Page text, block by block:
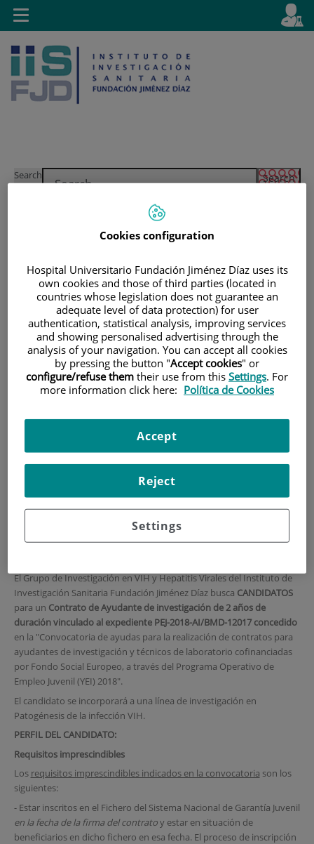
Jump to content
Jump
Language
Active
en
Search
Toggle
navigation
HOME|TRAINING AND EMPLOYMENT
|EMPLOYMENT OFFERS
|CONVOCATORIA PARA CONTRATO ASOCIADO A LA
AYUDA PEJ-2018-AI/BMD-12017 AYUDANTE DE
CONVOCATORIA para
contrato asociado a la
Ayuda PEJ-2018-AI/BMD-
12017 Ayudante de
investigación
El Grupo de Investigación en VIH y Hepatitis Virales del Instituto de
Investigación Sanitaria Fundación Jiménez Díaz busca CANDIDATOS
para un Contrato de Ayudante de investigación de 2 años de
duración vinculado al expediente PEJ-2018-AI/BMD-12017 concedido
en la "Convocatoria de ayudas para la realización de contratos para
ayudantes de investigación y técnicos de laboratorio cofinanciadas
por Fondo Social Europeo, a través del Programa Operativo de
Empleo Juvenil (YEI) 2018".
El candidato se incorporará a una línea de investigación en
Patogénesis de la infección VIH.
PERFIL DEL CANDIDATO:
Requisitos imprescindibles
Los requisitos imprescindibles indicados en la convocatoria son los
siguientes:
- Estar inscritos en el Fichero del Sistema Nacional de Garantía Juvenil
en la fecha de la firma del contratoy estar en situación de
beneficiarios en dicho fichero en esa fecha. El proceso de inscripción
Cookies configuration
Hospital Universitario Fundación Jiménez Díaz uses its
own cookies and those of third parties (located in
countries whose legislation does not guarantee an
adequate level of data protection) for user
authentication, statistical analysis, improving services
and showing personalised advertising through the
analysis of your navigation. You can accept all cookies
by pressing the button "Accept cookies" or
configure/refuse them their use from this Settings. For
more information click here: Política de Cookies
Settings
Reject
Accept